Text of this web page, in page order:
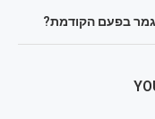
בפעם הקודמת?